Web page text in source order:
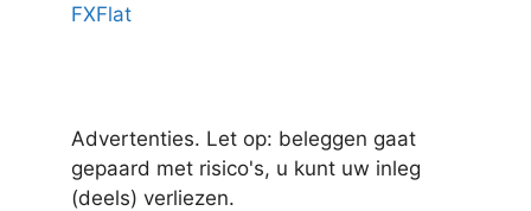
FXFlat
Advertenties. Let op: beleggen gaat
gepaard met risico's, u kunt uw inleg
(deels) verliezen.